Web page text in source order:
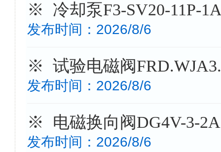
※ 冷却泵F3-SV20-11P-
发布时间：2026/8/6
※ 试验电磁阀
发布时间：2026/8/6
※ 电磁换向阀DG4V-3-
发布时间：2026/8/6